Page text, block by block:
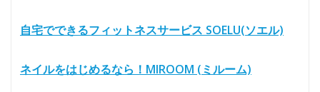
自宅でできるフィットネスサービス SOELU(ソエル)
ネイルをはじめるなら！MIROOM (ミルーム)